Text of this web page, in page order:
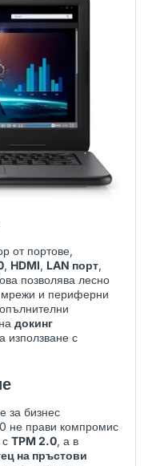
от портове,
, HDMI, LAN порт,
позволява лесно
и периферни
докинг
използване с
за бизнес
не прави компромис
TPM 2.0, а в
на пръстови